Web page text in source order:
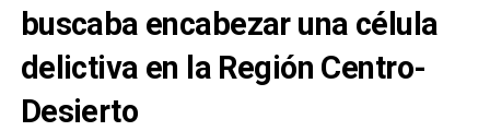
buscaba encabezar una célula
delictiva en la Región Centro-
Desierto